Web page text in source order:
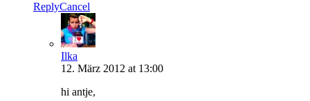
ReplyCancel
Ilka
12. März 2012 at 13:00
hi antje,